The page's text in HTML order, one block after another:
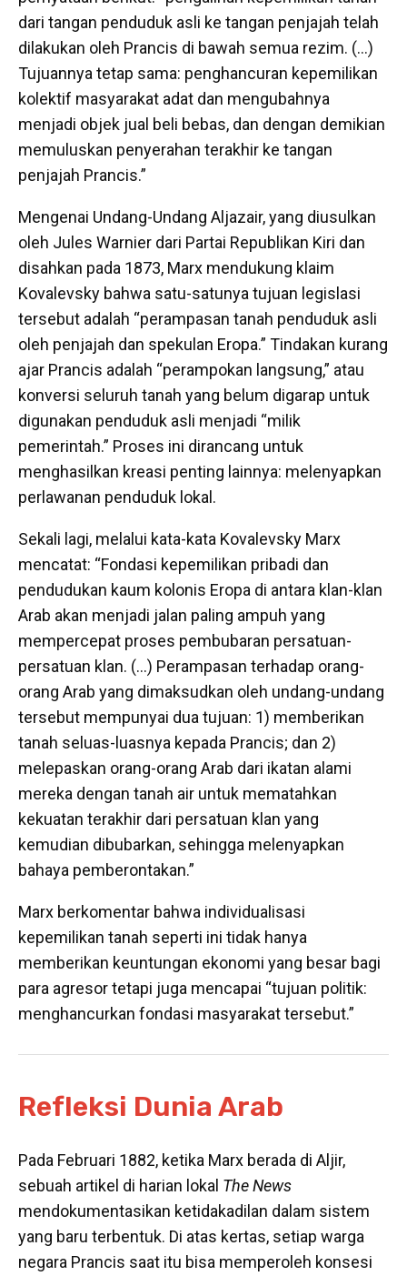
dari tangan penduduk asli ke tangan penjajah telah
dilakukan oleh Prancis di bawah semua rezim. (…)
Tujuannya tetap sama: penghancuran kepemilikan
kolektif masyarakat adat dan mengubahnya
menjadi objek jual beli bebas, dan dengan demikian
memuluskan penyerahan terakhir ke tangan
penjajah Prancis.”
Mengenai Undang-Undang Aljazair, yang diusulkan
oleh Jules Warnier dari Partai Republikan Kiri dan
disahkan pada 1873, Marx mendukung klaim
Kovalevsky bahwa satu-satunya tujuan legislasi
tersebut adalah “perampasan tanah penduduk asli
oleh penjajah dan spekulan Eropa.” Tindakan kurang
ajar Prancis adalah “perampokan langsung,” atau
konversi seluruh tanah yang belum digarap untuk
digunakan penduduk asli menjadi “milik
pemerintah.” Proses ini dirancang untuk
menghasilkan kreasi penting lainnya: melenyapkan
perlawanan penduduk lokal.
Sekali lagi, melalui kata-kata Kovalevsky Marx
mencatat: “Fondasi kepemilikan pribadi dan
pendudukan kaum kolonis Eropa di antara klan-klan
Arab akan menjadi jalan paling ampuh yang
mempercepat proses pembubaran persatuan-
persatuan klan. (…) Perampasan terhadap orang-
orang Arab yang dimaksudkan oleh undang-undang
tersebut mempunyai dua tujuan: 1) memberikan
tanah seluas-luasnya kepada Prancis; dan 2)
melepaskan orang-orang Arab dari ikatan alami
mereka dengan tanah air untuk mematahkan
kekuatan terakhir dari persatuan klan yang
kemudian dibubarkan, sehingga melenyapkan
bahaya pemberontakan.”
Marx berkomentar bahwa individualisasi
kepemilikan tanah seperti ini tidak hanya
memberikan keuntungan ekonomi yang besar bagi
para agresor tetapi juga mencapai “tujuan politik:
menghancurkan fondasi masyarakat tersebut.”
Refleksi Dunia Arab
Pada Februari 1882, ketika Marx berada di Aljir,
sebuah artikel di harian lokal The News
mendokumentasikan ketidakadilan dalam sistem
yang baru terbentuk. Di atas kertas, setiap warga
negara Prancis saat itu bisa memperoleh konsesi